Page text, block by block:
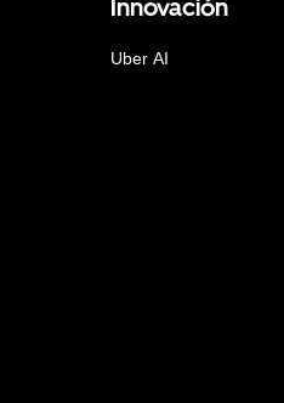
Innovación
Uber AI